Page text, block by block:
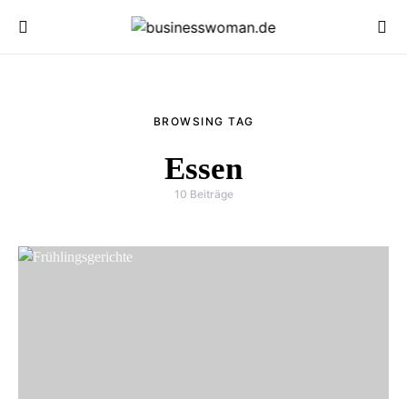
BROWSING TAG
Essen
10 Beiträge